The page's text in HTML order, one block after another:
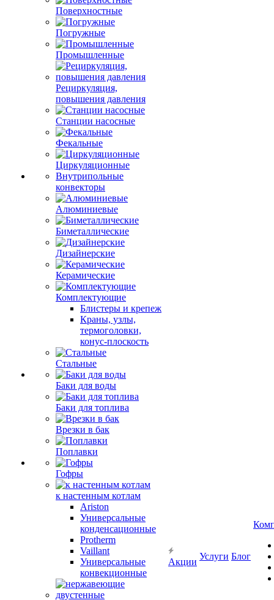
Поверхностные
Погружные
Промышленные
Рециркуляция,
повышения давления
Станции насосные
Фекальные
Циркуляционные
Внутрипольные
конвекторы
Алюминиевые
Биметаллические
Дизайнерские
Керамические
Комплектующие
Блистеры и крепеж
Краны, узлы,
термоголовки,
конус-плоскость
Стальные
Баки для воды
Баки для топлива
Врезки в бак
Поплавки
Гофры
к настенным котлам
Ariston
Универсальные
конденсационные
Protherm
Vaillant
Универсальные
конвекционные
Акции
Услуги Блог